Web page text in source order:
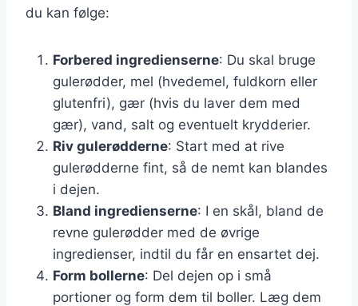
du kan følge:
Forbered ingredienserne: Du skal bruge
gulerødder, mel (hvedemel, fuldkorn eller
glutenfri), gær (hvis du laver dem med
gær), vand, salt og eventuelt krydderier.
Riv gulerødderne: Start med at rive
gulerødderne fint, så de nemt kan blandes
i dejen.
Bland ingredienserne: I en skål, bland de
revne gulerødder med de øvrige
ingredienser, indtil du får en ensartet dej.
Form bollerne: Del dejen op i små
portioner og form dem til boller. Læg dem